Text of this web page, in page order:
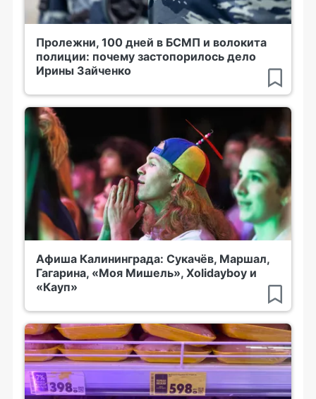
Пролежни, 100 дней в БСМП и волокита
полиции: почему застопорилось дело
Ирины Зайченко
Афиша Калининграда: Сукачёв, Маршал,
Гагарина, «Моя Мишель», Xolidayboy и
«Кауп»